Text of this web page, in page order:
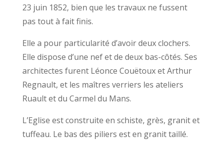
23 juin 1852, bien que les travaux ne fussent
pas tout à fait finis.
Elle a pour particularité d’avoir deux clochers.
Elle dispose d’une nef et de deux bas-côtés. Ses
architectes furent Léonce Couëtoux et Arthur
Regnault, et les maîtres verriers les ateliers
Ruault et du Carmel du Mans.
L’Eglise est construite en schiste, grès, granit et
tuffeau. Le bas des piliers est en granit taillé.